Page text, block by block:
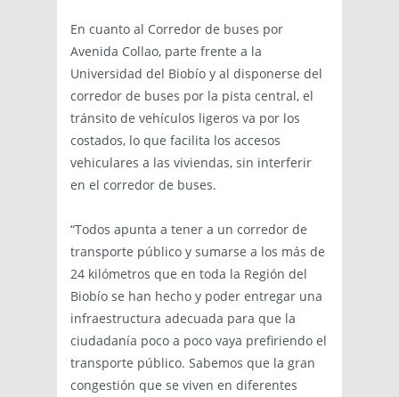
En cuanto al Corredor de buses por
Avenida Collao, parte frente a la
Universidad del Biobío y al disponerse del
corredor de buses por la pista central, el
tránsito de vehículos ligeros va por los
costados, lo que facilita los accesos
vehiculares a las viviendas, sin interferir
en el corredor de buses.
“Todos apunta a tener a un corredor de
transporte público y sumarse a los más de
24 kilómetros que en toda la Región del
Biobío se han hecho y poder entregar una
infraestructura adecuada para que la
ciudadanía poco a poco vaya prefiriendo el
transporte público. Sabemos que la gran
congestión que se viven en diferentes